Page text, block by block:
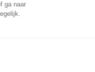
ga naar